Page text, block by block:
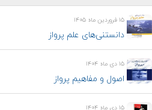
۱۵ فروردین ماه ۱۴۰۵
دانستنی‌های علم پرواز
۱۵ دی ماه ۱۴۰۴
اصول و مفاهیم پرواز
۱۵ دی ماه ۱۴۰۴